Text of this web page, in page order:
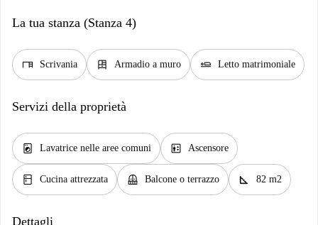
La tua stanza (Stanza 4)
desk Scrivania dresser Armadio a muro airline_seat_flat Letto matrimoniale
Servizi della proprietà
local_laundry_service Lavatrice nelle aree comuni elevator Ascensore
kitchen Cucina attrezzata balcony Balcone o terrazzo square_foot 82 m2
Dettagli